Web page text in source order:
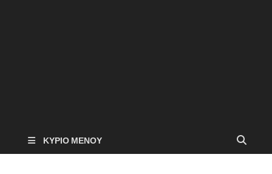
ΚΎΡΙΟ ΜΕΝΟΎ